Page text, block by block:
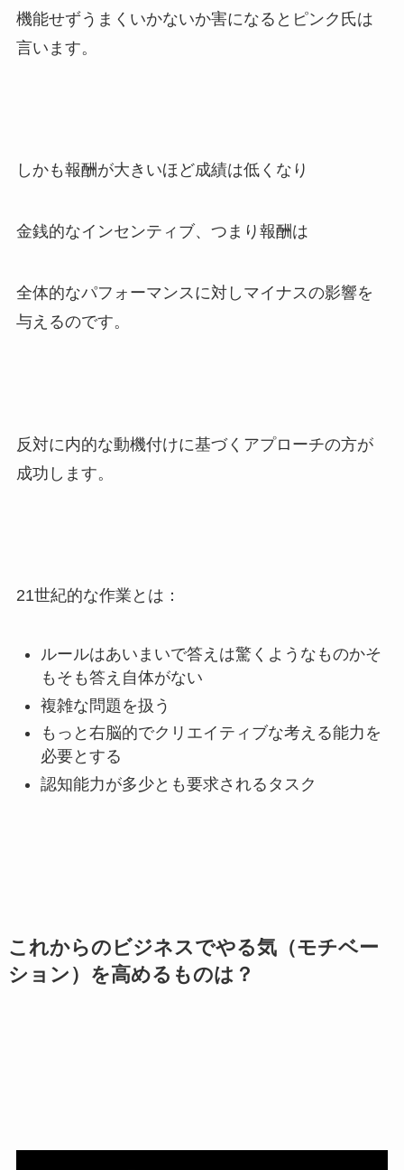
機能せずうまくいかないか害になるとピンク氏は
言います。
しかも報酬が大きいほど成績は低くなり
金銭的なインセンティブ、つまり報酬は
全体的なパフォーマンスに対しマイナスの影響を
与えるのです。
反対に内的な動機付けに基づくアプローチの方が
成功します。
21世紀的な作業とは：
ルールはあいまいで答えは驚くようなものかそ
もそも答え自体がない
複雑な問題を扱う
もっと右脳的でクリエイティブな考える能力を
必要とする
認知能力が多少とも要求されるタスク
これからのビジネスでやる気（モチベー
ション）を高めるものは？